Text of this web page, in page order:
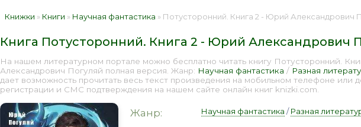
Книжки » Книги » Научная фантастика » Потусторонний. Книга 2 - Юрий Александрович Погуляй
Книга Потусторонний. Книга 2 - Юрий Александрович
На нашем литературном портале можно бесплатно читать книгу Потусторонний.
Александрович Погуляй полная версия. Жанр: Научная фантастика / Разная
дает возможность прочитать весь текст произведения на мобильном телефоне или
регистрации и СМС подтверждения на нашем сайте онлайн книг knizki.com.
Жанр: Научная фантастика /Разная